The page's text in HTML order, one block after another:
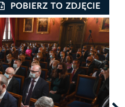
POBIERZ TO ZDJĘCIE